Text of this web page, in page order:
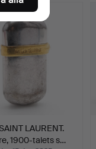
LAURENT.
1900-talets s…